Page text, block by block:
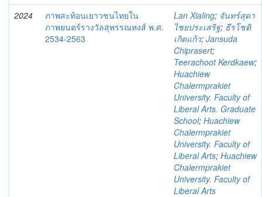
2024
ภาพสะท้อนเยาวชนไทยใน
ภาพยนตร์รางวัลสุพรรณหงส์ พ.ศ.
2534-2563
Lan Xialing; จันทร์สุดา
ไชยประเสริฐ; ธีรโชติ
เกิดแก้ว; Jansuda
Chiprasert;
Teerachoot Kerdkaew;
Huachiew
Chalermprakiet
University. Faculty of
Liberal Arts. Graduate
School; Huachiew
Chalermprakiet
University. Faculty of
Liberal Arts; Huachiew
Chalermprakiet
University. Faculty of
Liberal Arts